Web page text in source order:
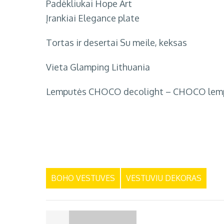
Padėkliukai Hope Art
Įrankiai Elegance plate
Tortas ir desertai Su meile, keksas
Vieta Glamping Lithuania
Lemputės CHOCO decolight – CHOCO
BOHO VESTUVES VESTUVIU DEKORAS